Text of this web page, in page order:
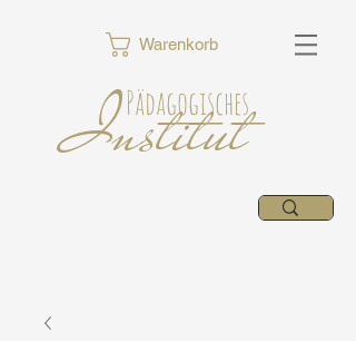
Warenkorb
Pädagogisches
Institut